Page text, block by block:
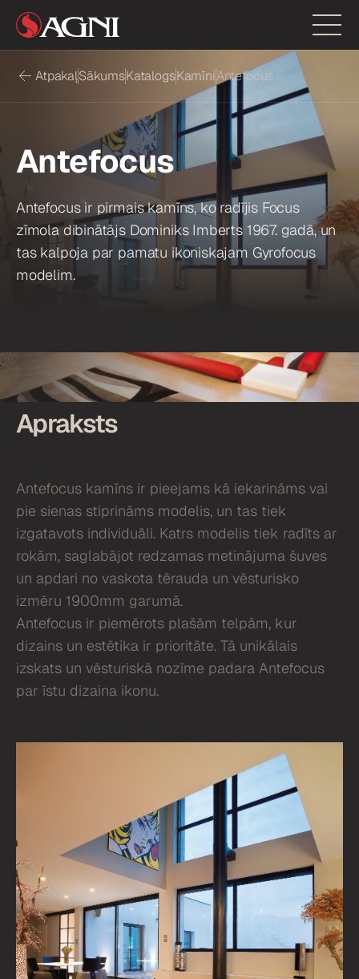
AtpakaļSākumsKatalogsKamīniAntefocus
Antefocus
Antefocus ir pirmais kamīns, ko radījis Focus
zīmola dibinātājs Dominiks Imberts 1967. gadā, un
tas kalpoja par pamatu ikoniskajam Gyrofocus
modelim.
Apraksts
Antefocus kamīns ir pieejams kā iekarināms vai
pie sienas stiprināms modelis, un tas tiek
izgatavots individuāli. Katrs modelis tiek radīts ar
rokām, saglabājot redzamas metinājuma šuves
un apdari no vaskota tērauda un vēsturisko
izmēru 1900mm garumā.
Antefocus ir piemērots plašām telpām, kur
dizains un estētika ir prioritāte. Tā unikālais
izskats un vēsturiskā nozīme padara Antefocus
par īstu dizaina ikonu.